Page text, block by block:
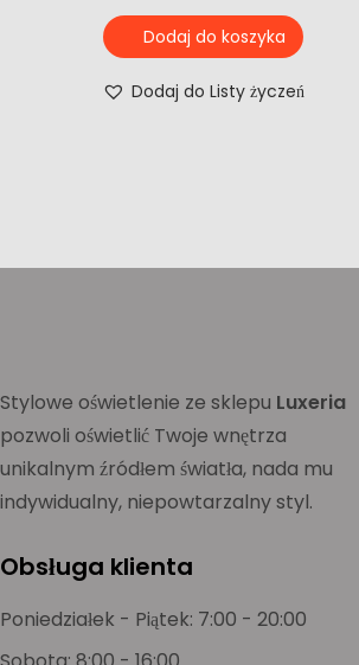
Dodaj do koszyka
Dodaj do Listy życzeń
Stylowe oświetlenie ze sklepu Luxeria
pozwoli oświetlić Twoje wnętrza
unikalnym źródłem światła, nada mu
indywidualny, niepowtarzalny styl.
Obsługa klienta
Poniedziałek - Piątek: 7:00 - 20:00